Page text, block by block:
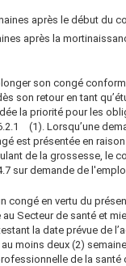
après le début du
après la
son congé
son retour en tant
la priorité pour les
(1). Lorsqu’une
est présentée en
de la grossesse, le
sur demande de
congé en vertu du
Secteur de santé et
la date prévue de
moins deux (2)
de la santé